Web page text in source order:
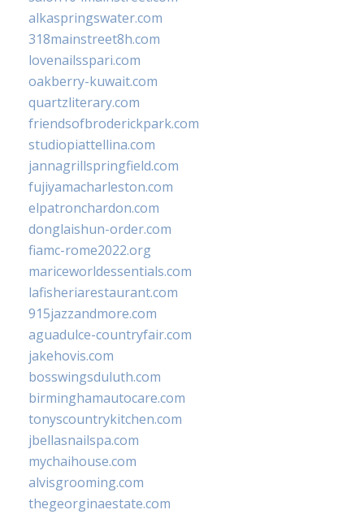
alkaspringswater.com
318mainstreet8h.com
lovenailsspari.com
oakberry-kuwait.com
quartzliterary.com
friendsofbroderickpark.com
studiopiattellina.com
jannagrillspringfield.com
fujiyamacharleston.com
elpatronchardon.com
donglaishun-order.com
fiamc-rome2022.org
mariceworldessentials.com
lafisheriarestaurant.com
915jazzandmore.com
aguadulce-countryfair.com
jakehovis.com
bosswingsduluth.com
birminghamautocare.com
tonyscountrykitchen.com
jbellasnailspa.com
mychaihouse.com
alvisgrooming.com
thegeorginaestate.com